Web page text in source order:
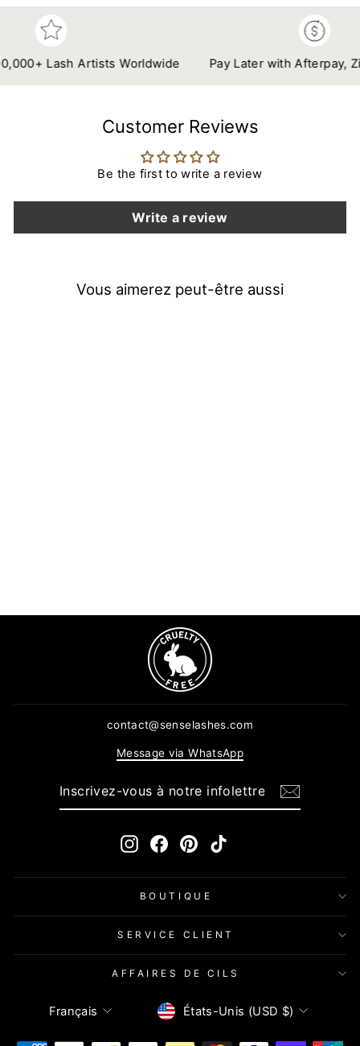
Lash Artists Worldwide Pay Later with Afterpay, Zip
Customer Reviews
Be the first to write a review
Write a review
Vous aimerez peut-être aussi
contact@senselashes.com
Message via WhatsApp
InstagramFacebookPinterest
BOUTIQUE
SERVICE CLIENT
AFFAIRES DE CILS
Langue
Français DeviseÉtats-Unis (USD $)